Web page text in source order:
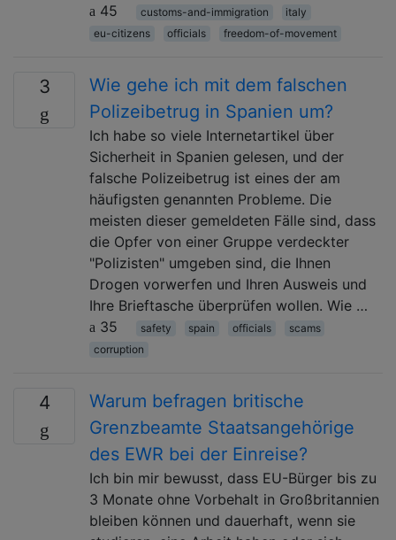
45
customs-and-immigration
italy
eu-citizens
officials freedom-of-movement
3
Wie gehe ich mit dem falschen
Polizeibetrug in Spanien um?
Ich habe so viele Internetartikel über
Sicherheit in Spanien gelesen, und der
falsche Polizeibetrug ist eines der am
häufigsten genannten Probleme. Die
meisten dieser gemeldeten Fälle sind, dass
die Opfer von einer Gruppe verdeckter
"Polizisten" umgeben sind, die Ihnen
Drogen vorwerfen und Ihren Ausweis und
Ihre Brieftasche überprüfen wollen. Wie …
35
safety spain officials
scams
corruption
4
Warum befragen britische
Grenzbeamte Staatsangehörige
des EWR bei der Einreise?
Ich bin mir bewusst, dass EU-Bürger bis zu
3 Monate ohne Vorbehalt in Großbritannien
bleiben können und dauerhaft, wenn sie